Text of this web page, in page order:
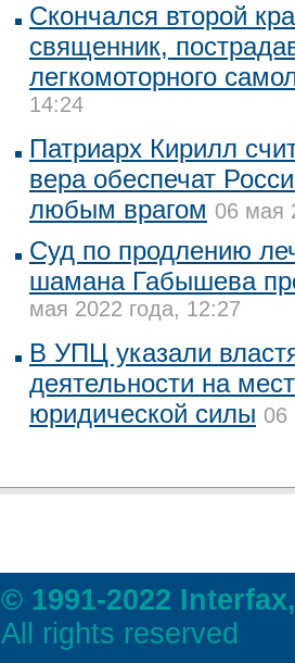
Скончался второй
священник,
легкомоторного
14:24
Патриарх Кирилл
вера обеспечат
любым врагом 06 мая
Суд по продлению
шамана Габышева
мая 2022 года, 12:27
В УПЦ указали
деятельности на
юридической силы 06
© 1991-2022
All rights reserved